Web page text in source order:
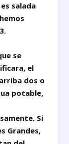
salada
se
el
dos o
potable,
Si
Grandes,